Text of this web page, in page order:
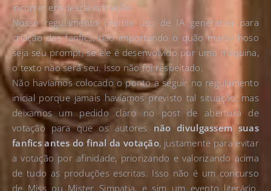
incorrer em desclassificação.
Nosso regulamento proibia uso de IA generativa para
criação das fanfics, não importando o quão maravilhoso
seja seu prompt, se ele é desenvolvido por uma máquina,
o texto não será seu. Isso não foi respeitado.
Não havíamos colocado o ponto a seguir no regulamento
inicial porque jamais havíamos previsto tal situação, mas
deixamos um pedido claro no post de abertura de
votação para que os autores não divulgassem suas
fanfics antes do final da votação, justamente para evitar
a votação por afinidade, priorizando e valorizando acima
de tudo as produções escritas. Isso não é um concurso
de Miss ou Mister Simpatia, e sim um evento literário.